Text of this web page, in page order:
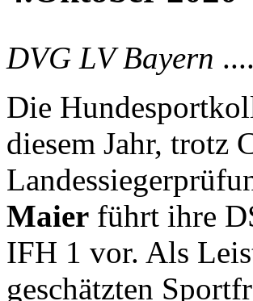
DVG LV Bayern
Die
diesem Jahr, trotz
Maier führt ihre
IFH 1 vor. Als
geschätzten